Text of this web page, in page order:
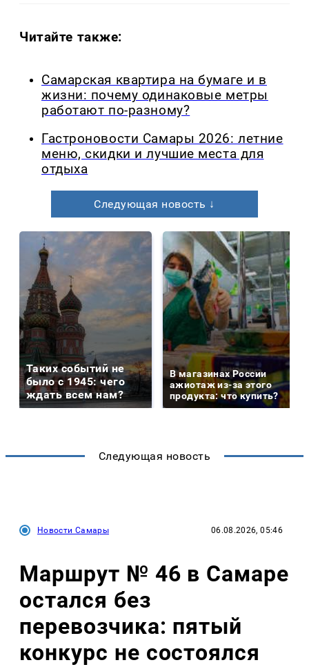
Читайте также:
Самарская квартира на бумаге и в
жизни: почему одинаковые метры
работают по-разному?
Гастроновости Самары 2026: летние
меню, скидки и лучшие места для
отдыха
Следующая новость ↓
Таких событий не
было с 1945: чего
ждать всем нам?
В магазинах России
ажиотаж из-за этого
продукта: что купить?
Следующая новость
Новости Самары 06.08.2026, 05:46
Маршрут № 46 в Самаре
остался без
перевозчика: пятый
конкурс не состоялся